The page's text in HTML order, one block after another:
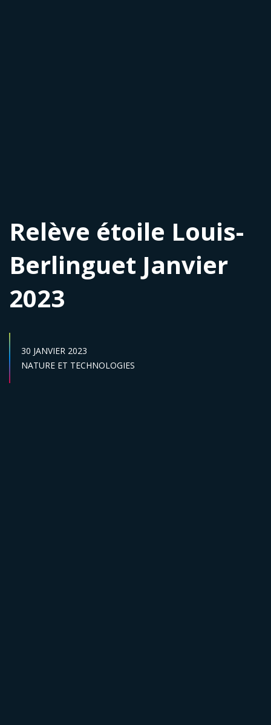
Relève étoile Louis-
Berlinguet Janvier
2023
DATE DE PUBLICATION :
30 JANVIER 2023
Secteur :
NATURE ET TECHNOLOGIES